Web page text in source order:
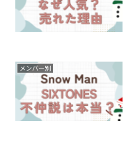
メンバー別